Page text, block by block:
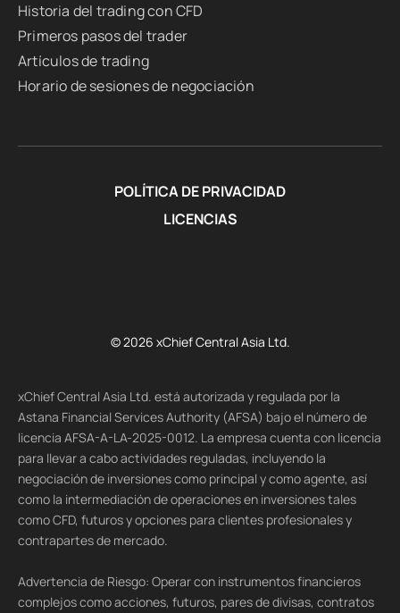
Historia del trading con CFD
Primeros pasos del trader
Artículos de trading
Horario de sesiones de negociación
POLÍTICA DE PRIVACIDAD
LICENCIAS
© 2026 xChief Central Asia Ltd.
xChief Central Asia Ltd. está autorizada y regulada por la
Astana Financial Services Authority (AFSA) bajo el número de
licencia AFSA-A-LA-2025-0012. La empresa cuenta con licencia
para llevar a cabo actividades reguladas, incluyendo la
negociación de inversiones como principal y como agente, así
como la intermediación de operaciones en inversiones tales
como CFD, futuros y opciones para clientes profesionales y
contrapartes de mercado.
Advertencia de Riesgo: Operar con instrumentos financieros
complejos como acciones, futuros, pares de divisas, contratos